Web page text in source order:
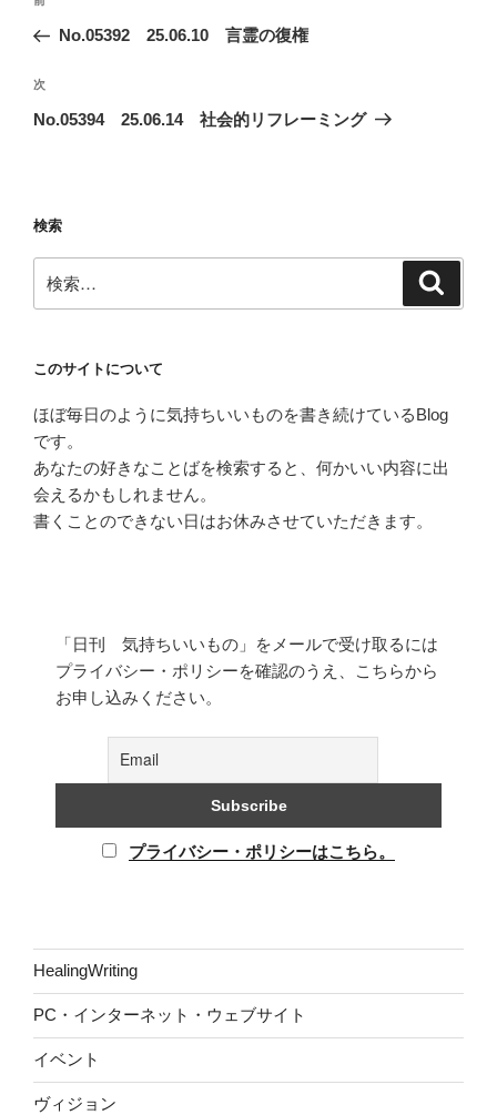
ナ
ビ
ゲ
ン
の
稿
No.05392 25.06.10 言霊の復権
次
の
次
No.05394 25.06.14 社会的リフレーミング
検索
索:
このサイトについて
ほぼ毎日のように気持ちいいものを書き続けているBlog
です。
あなたの好きなことばを検索すると、何かいい内容に出
会えるかもしれません。
書くことのできない日はお休みさせていただきます。
「日刊 気持ちいいもの」をメールで受け取るには
プライバシー・ポリシーを確認のうえ、こちらから
お申し込みください。
プライバシー・ポリシーはこちら。
HealingWriting
PC・インターネット・ウェブサイト
イベント
ヴィジョン